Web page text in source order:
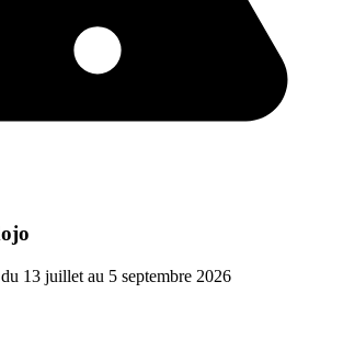
13 juillet au 5 septembre 2026